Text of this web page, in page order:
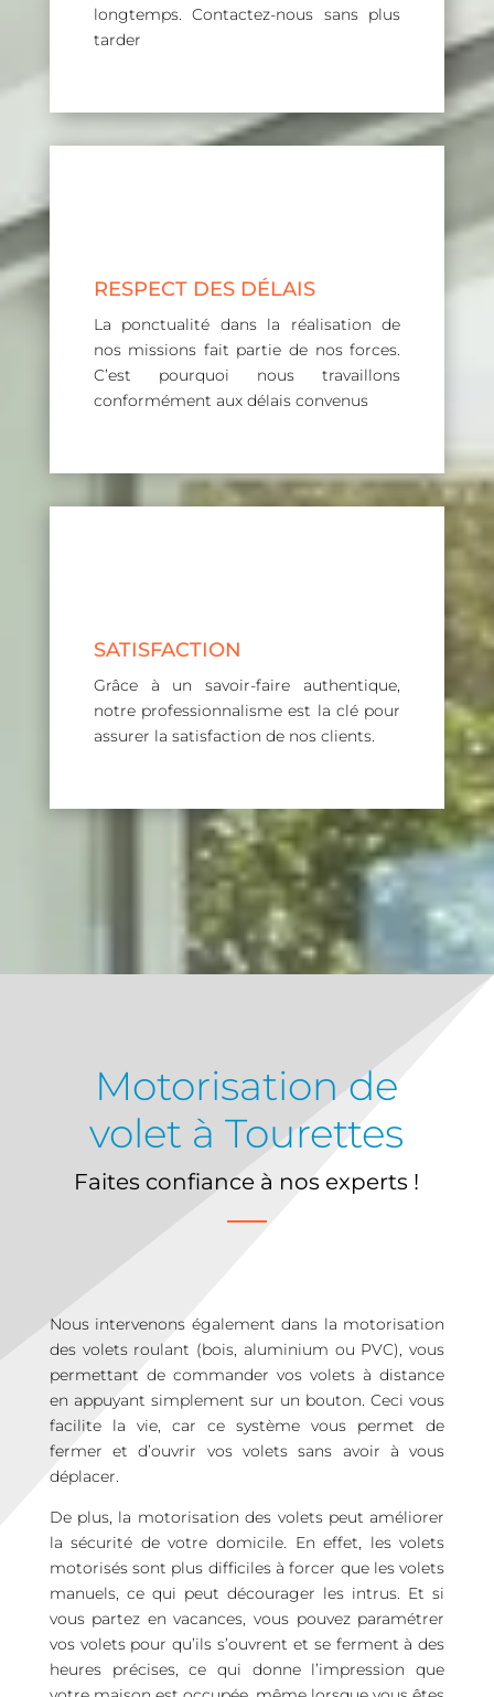
longtemps. Contactez-nous sans plus
tarder
RESPECT DES DÉLAIS
La ponctualité dans la réalisation de
nos missions fait partie de nos forces.
C’est pourquoi nous travaillons
conformément aux délais convenus
SATISFACTION
Grâce à un savoir-faire authentique,
notre professionnalisme est la clé pour
assurer la satisfaction de nos clients.
Motorisation de
volet à Tourettes
Faites confiance à nos experts !
Nous intervenons également dans la motorisation
des volets roulant (bois, aluminium ou PVC), vous
permettant de commander vos volets à distance
en appuyant simplement sur un bouton. Ceci vous
facilite la vie, car ce système vous permet de
fermer et d’ouvrir vos volets sans avoir à vous
déplacer.
De plus, la motorisation des volets peut améliorer
la sécurité de votre domicile. En effet, les volets
motorisés sont plus difficiles à forcer que les volets
manuels, ce qui peut décourager les intrus. Et si
vous partez en vacances, vous pouvez paramétrer
vos volets pour qu’ils s’ouvrent et se ferment à des
heures précises, ce qui donne l’impression que